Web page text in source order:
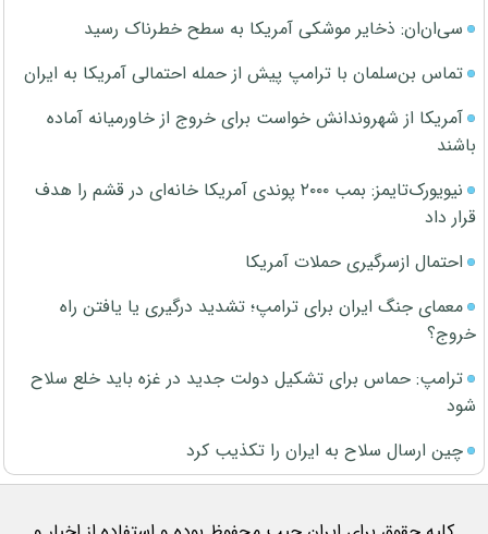
سی‌ان‌ان: ذخایر موشکی آمریکا به سطح خطرناک رسید
تماس بن‌سلمان با ترامپ پیش از حمله احتمالی آمریکا به ایران
آمریکا از شهروندانش خواست برای خروج از خاورمیانه آماده
باشند
نیویورک‌تایمز: بمب ۲۰۰۰ پوندی آمریکا خانه‌ای در قشم را هدف
قرار داد
احتمال ازسرگیری حملات آمریکا
معمای جنگ ایران برای ترامپ؛ تشدید درگیری یا یافتن راه
خروج؟
ترامپ: حماس برای تشکیل دولت جدید در غزه باید خلع سلاح
شود
چین ارسال سلاح به ایران را تکذیب کرد